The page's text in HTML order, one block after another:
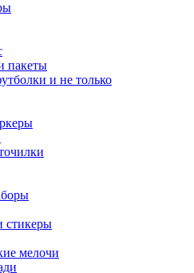
пакеты
и не только
стикеры
мелочи